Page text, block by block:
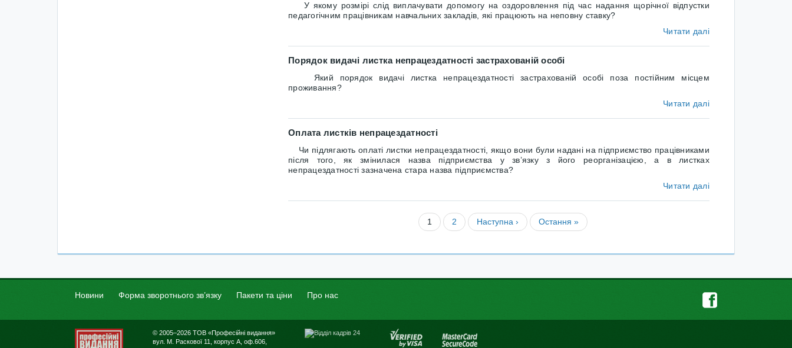
У якому розмірі слід виплачувати допомогу на оздоровлення під час надання щорічної відпустки
педагогічним працівникам навчальних закладів, які працюють на неповну ставку?
Читати далі
Порядок видачі листка непрацездатності застрахованій особі
Який порядок видачі листка непрацездатності застрахованій особі поза постійним місцем
проживання?
Читати далі
Оплата листків непрацездатності
Чи підлягають оплаті листки непрацездатності, якщо вони були надані на підприємство працівниками
після того, як змінилася назва підприємства у зв’язку з його реорганізацією, а в листках
непрацездатності зазначена стара назва підприємства?
Читати далі
1 2 Наступна › Остання »
Новини Форма зворотнього зв’язку Пакети та ціни Про нас
© 2005–2026 ТОВ «Професійні видання»
вул. М. Раскової 11, корпус А, оф.606,